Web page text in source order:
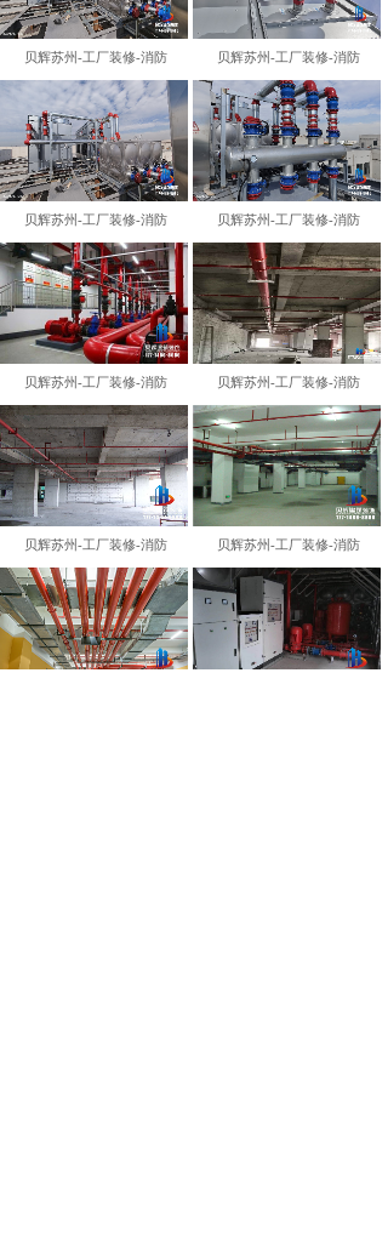
贝辉苏州-工厂装修-消防 贝辉苏州-工厂装修-消防
贝辉苏州-工厂装修-消防 贝辉苏州-工厂装修-消防
贝辉苏州-工厂装修-消防 贝辉苏州-工厂装修-消防
贝辉苏州-工厂装修-消防 贝辉苏州-工厂装修-消防